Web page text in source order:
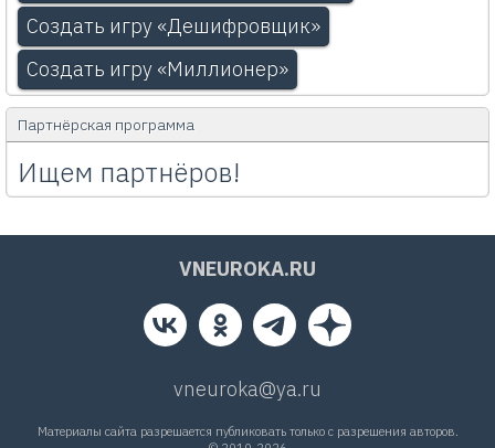
Создать игру «Дешифровщик»
Создать игру «Миллионер»
Партнёрская программа
Ищем партнёров!
VNEUROKA.RU
vneuroka@ya.ru
Материалы сайта разрешается публиковать только с разрешения авторов.